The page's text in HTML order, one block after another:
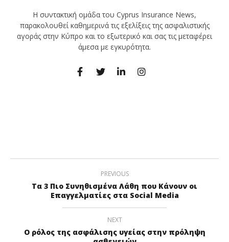
Η συντακτική ομάδα του Cyprus Insurance News,
παρακολουθεί καθημερινά τις εξελίξεις της ασφαλιστικής
αγοράς στην Κύπρο και το εξωτερικό και σας τις μεταφέρει
άμεσα με εγκυρότητα.
PREVIOUS
Τα 3 Πιο Συνηθισμένα Λάθη που Κάνουν οι
Επαγγελματίες στα Social Media
NEXT
Ο ρόλος της ασφάλισης υγείας στην πρόληψη